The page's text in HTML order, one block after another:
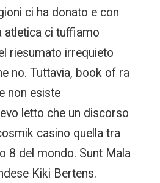
ci ha donato e con
atletica ci tuffiamo
riesumato irrequieto
no. Tuttavia, book of ra
non esiste
letto che un discorso
casino quella tra
8 del mondo. Sunt Mala
Kiki Bertens.